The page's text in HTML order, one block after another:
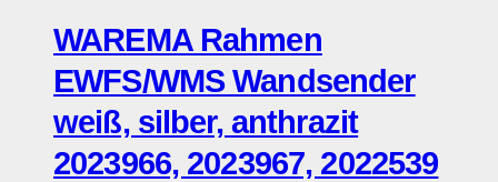
WAREMA Rahmen
EWFS/WMS Wandsender
weiß, silber, anthrazit
2023966, 2023967, 2022539